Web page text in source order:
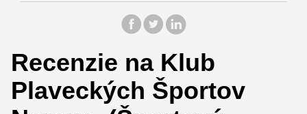
Recenzie na Klub
Plaveckých Športov